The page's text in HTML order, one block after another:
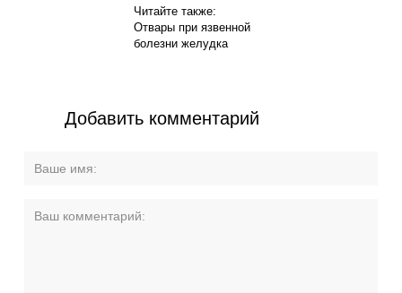
Читайте также:
Отвары при язвенной
болезни желудка
Добавить комментарий